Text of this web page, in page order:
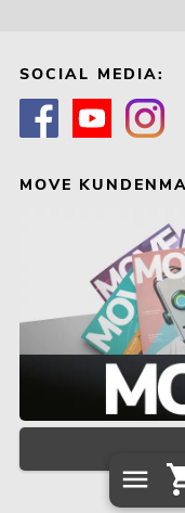
SOCIAL MEDIA:
MOVE